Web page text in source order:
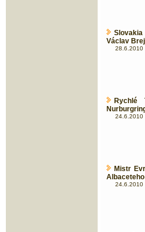
Václav
28.6.2010
Rychlé
24.6.2010
Mistr
Albaceteho
24.6.2010